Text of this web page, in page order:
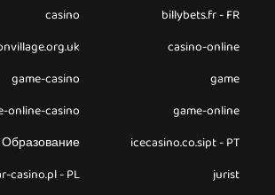
billybets.fr - FR
casino
casino-online
game
game-casino
game-online
online-casino
icecasino.co.sipt - PT
Образование
jurist
casino.pl - PL